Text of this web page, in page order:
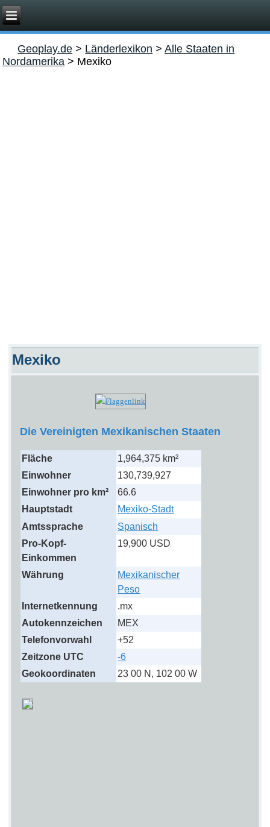
Geoplay.de > Länderlexikon >Alle Staaten in
Nordamerika > Mexiko
Mexiko
Die Vereinigten Mexikanischen Staaten
Fläche
1,964,375 km²
Einwohner
130,739,927
Einwohner pro km²
66.6
Hauptstadt
Mexiko-Stadt
Amtssprache
Spanisch
Pro-Kopf-
Einkommen
19,900 USD
Währung
Mexikanischer
Peso
Internetkennung
.mx
Autokennzeichen
MEX
Telefonvorwahl
+52
Zeitzone UTC
-6
Geokoordinaten
23 00 N, 102 00 W